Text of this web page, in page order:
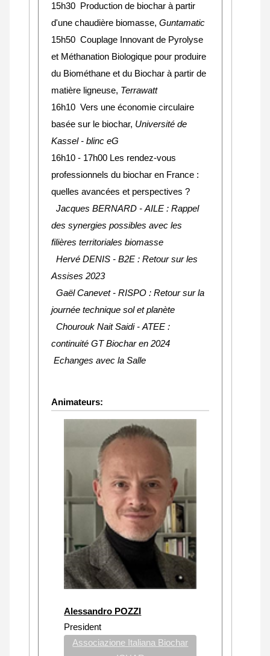
15h30 Production de biochar à partir
d'une chaudière biomasse,Guntamatic
15h50 Couplage Innovant de Pyrolyse
et Méthanation Biologique pour produire
du Biométhane et du Biochar à partir de
matière ligneuse, Terrawatt
16h10 Vers une économie circulaire
basée sur le biochar, Université de
Kassel - blinc eG
16h10 - 17h00 Les rendez-vous
professionnels du biochar en France :
quelles avancées et perspectives ?
Jacques BERNARD - AILE : Rappel
des synergies possibles avec les
filières territoriales biomasse
Hervé DENIS - B2E : Retour sur les
Assises 2023
Gaël Canevet - RISPO : Retour sur la
journée technique sol et planète
Chourouk Nait Saidi - ATEE :
continuité GT Biochar en 2024
Echanges avec la Salle
Animateurs:
Alessandro POZZI
President
Associazione Italiana Biochar